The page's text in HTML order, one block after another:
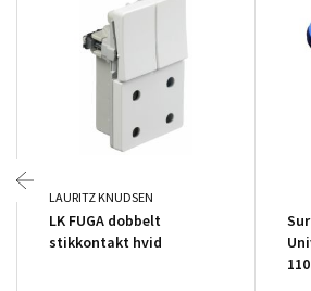
LAURITZ KNUDSEN
LK FUGA dobbelt
stikkontakt hvid